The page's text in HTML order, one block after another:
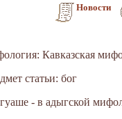
Новости
Кавказская
статьи: бог
- в адыгской